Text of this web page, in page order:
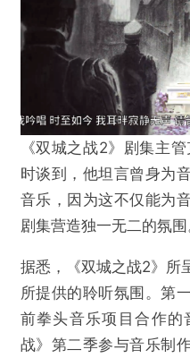
《双城之战2》剧集主
时谈到，他坦言曾身为
音乐，因为这不仅能为
剧集营造独一无二的氛围
据悉，《双城之战2》所
所提供的聆听氛围。第
前拳头音乐项目合作的
战》第二季参与音乐制